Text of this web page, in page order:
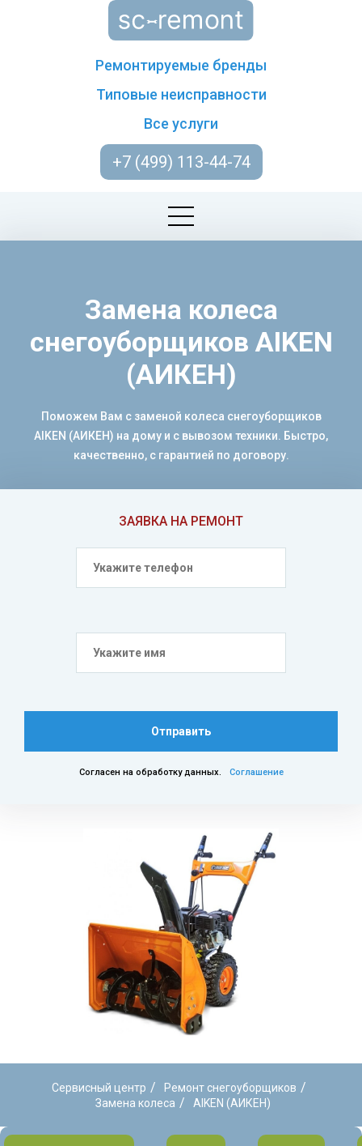
Ремонтируемые бренды
Типовые неисправности
Все услуги
+7 (499) 113-44-74
ЗАЯВКА НА РЕМОНТ
Отправить
Согласен на обработку данных. Соглашение
Замена колеса
снегоуборщиков AIKEN
(АИКЕН)
Поможем Вам с заменой колеса снегоуборщиков
AIKEN (АИКЕН) на дому и с вывозом техники. Быстро,
качественно, с гарантией по договору.
Сервисный центр / Ремонт снегоуборщиков /
Замена колеса / AIKEN (АИКЕН)